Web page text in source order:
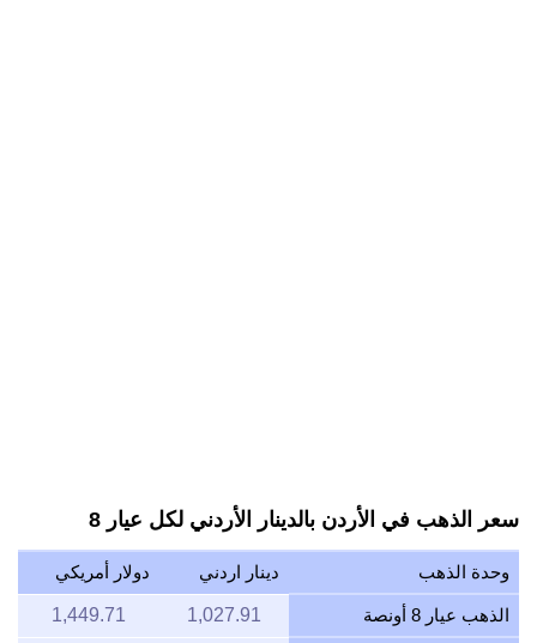
سعر الذهب في الأردن بالدينار الأردني لكل عيار 8
وحدة الذهب دينار اردني دولار أمريكي
الذهب عيار 8 أونصة 1,027.91
1,449.71